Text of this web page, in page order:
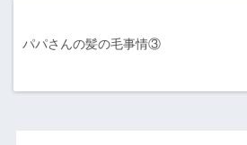
パパさんの髪の毛事情③